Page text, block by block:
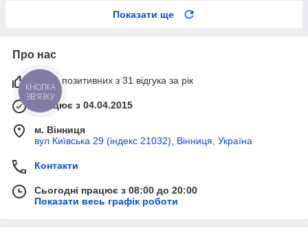
Показати ще
Про нас
100% позитивних з 31 відгука за рік
Працює з 04.04.2015
м. Вінниця
вул Київська 29 (індекс 21032), Вінниця, Україна
Контакти
Сьогодні працює з 08:00 до 20:00
Показати весь графік роботи
КНОПКА
ЗВ'ЯЗКУ